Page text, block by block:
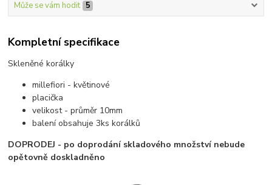
Může se vám hodit 5
Kompletní specifikace
Skleněné korálky
millefiori - květinové
placička
velikost - průměr 10mm
balení obsahuje 3ks korálků
DOPRODEJ - po doprodání skladového množství nebude
opětovně doskladněno